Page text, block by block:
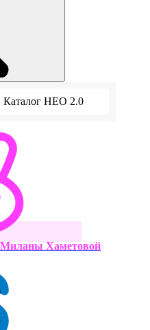
Каталог НЕО 2.0
Миланы Хаметовой